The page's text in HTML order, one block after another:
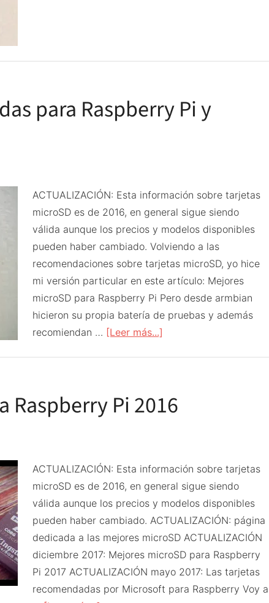
para
Raspberry
para Raspberry Pi y
ACTUALIZACIÓN: Esta información sobre tarjetas
microSD es de 2016, en general sigue siendo
válida aunque los precios y modelos disponibles
pueden haber cambiado. Volviendo a las
recomendaciones sobre tarjetas microSD, yo hice
mi versión particular en este artículo: Mejores
microSD para Raspberry Pi Pero desde armbian
hicieron su propia batería de pruebas y además
recomiendan … [Leer más...]
recomendadas
y
rivales
por
Armbian
Raspberry Pi 2016
ACTUALIZACIÓN: Esta información sobre tarjetas
microSD es de 2016, en general sigue siendo
válida aunque los precios y modelos disponibles
pueden haber cambiado. ACTUALIZACIÓN: página
dedicada a las mejores microSD ACTUALIZACIÓN
diciembre 2017: Mejores microSD para Raspberry
Pi 2017 ACTUALIZACIÓN mayo 2017: Las tarjetas
recomendadas por Microsoft para Raspberry Voy a